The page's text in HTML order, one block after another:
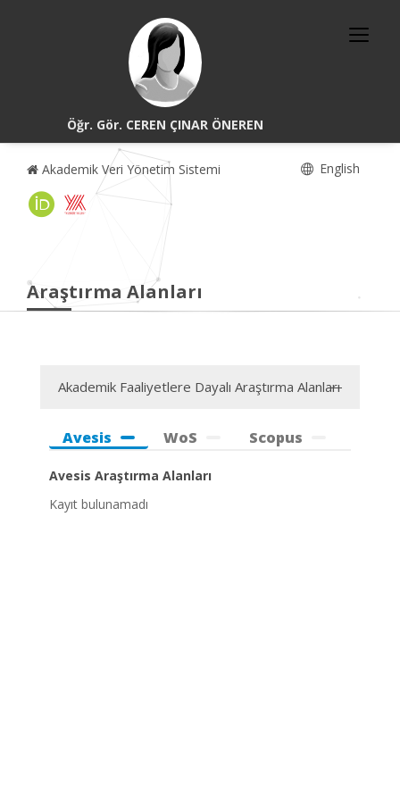
Öğr. Gör. CEREN ÇINAR ÖNEREN
Akademik Veri Yönetim Sistemi English
Araştırma Alanları
Akademik Faaliyetlere Dayalı Araştırma Alanları
Avesis WoS Scopus
Avesis Araştırma Alanları
Kayıt bulunamadı